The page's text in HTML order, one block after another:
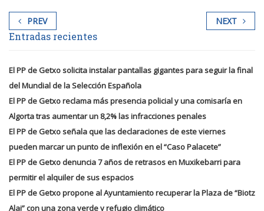
PREV NEXT
Entradas recientes
El PP de Getxo solicita instalar pantallas gigantes para seguir la final
del Mundial de la Selección Española
El PP de Getxo reclama más presencia policial y una comisaría en
Algorta tras aumentar un 8,2% las infracciones penales
El PP de Getxo señala que las declaraciones de este viernes
pueden marcar un punto de inflexión en el “Caso Palacete”
El PP de Getxo denuncia 7 años de retrasos en Muxikebarri para
permitir el alquiler de sus espacios
El PP de Getxo propone al Ayuntamiento recuperar la Plaza de “Biotz
Alai” con una zona verde y refugio climático